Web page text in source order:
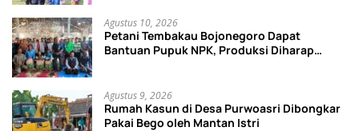
Agustus 10, 2026
Petani Tembakau Bojonegoro Dapat
Bantuan Pupuk NPK, Produksi Diharap
Agustus 9, 2026
Rumah Kasun di Desa Purwoasri Dibongkar
Pakai Bego oleh Mantan Istri